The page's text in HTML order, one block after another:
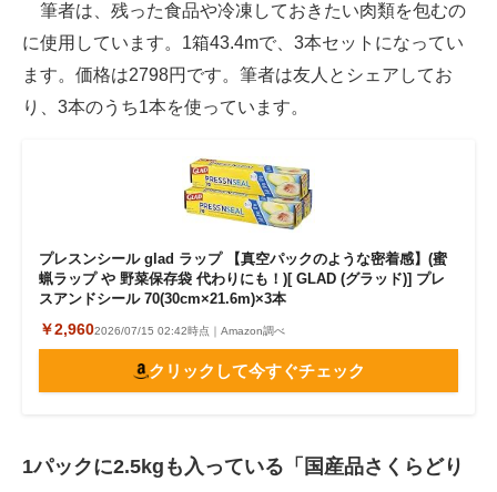
筆者は、残った食品や冷凍しておきたい肉類を包むの
に使用しています。1箱43.4mで、3本セットになってい
ます。価格は2798円です。筆者は友人とシェアしてお
り、3本のうち1本を使っています。
プレスンシール glad ラップ 【真空パックのような密着感】(蜜
蝋ラップ や 野菜保存袋 代わりにも！)[ GLAD (グラッド)] プレ
スアンドシール 70(30cm×21.6m)×3本
￥2,9602026/07/15 02:42時点｜Amazon調べ
クリックして今すぐチェック
1パックに2.5kgも入っている「国産品さくらどり